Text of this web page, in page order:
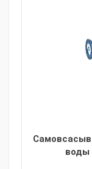
воды